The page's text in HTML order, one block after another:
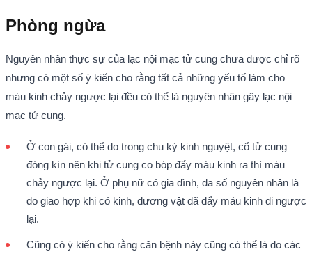
Phòng ngừa
Nguyên nhân thực sự của lạc nội mạc tử cung chưa được chỉ rõ
nhưng có một số ý kiến cho rằng tất cả những yếu tố làm cho
máu kinh chảy ngược lại đều có thể là nguyên nhân gây lạc nội
mạc tử cung.
Ở con gái, có thể do trong chu kỳ kinh nguyệt, cổ tử cung
đóng kín nên khi tử cung co bóp đẩy máu kinh ra thì máu
chảy ngược lại. Ở phụ nữ có gia đình, đa số nguyên nhân là
do giao hợp khi có kinh, dương vật đã đẩy máu kinh đi ngược
lại.
Cũng có ý kiến cho rằng căn bệnh này cũng có thể là do các